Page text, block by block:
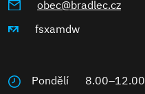
obec@bradlec.cz
fsxamdw
Pondělí 8.00–12.00